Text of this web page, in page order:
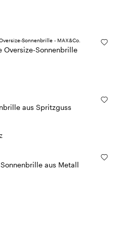
Oversize-Sonnenbrille
aus Spritzguss
aus Metall